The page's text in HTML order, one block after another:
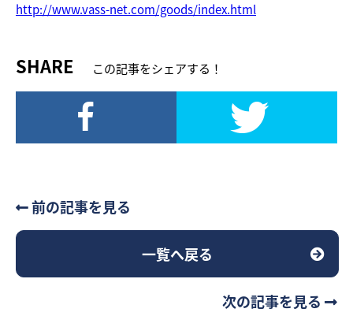
http://www.vass-net.com/goods/index.html
SHARE この記事をシェアする！
前の記事を見る
一覧へ戻る
次の記事を見る